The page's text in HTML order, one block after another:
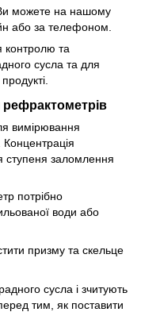
можете на нашому
або за телефоном.
контролю та
сусла та для
вимірювання
Концентрація
ступеня заломлення
потрібно
води або
призму та скельце
сусла і зчитують
тим, як поставити